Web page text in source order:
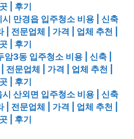
| 후기
만경읍 입주청소 비용 | 신축
| 전문업체 | 가격 | 업체 추천 |
| 후기
암3동 입주청소 비용 | 신축 |
전문업체 | 가격 | 업체 추천 |
| 후기
산외면 입주청소 비용 | 신축
| 전문업체 | 가격 | 업체 추천 |
| 후기